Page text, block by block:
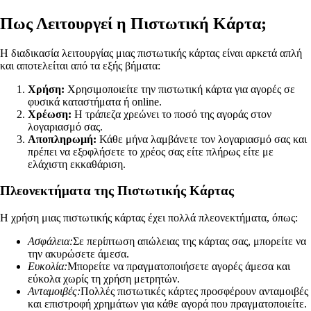
Πως Λειτουργεί η Πιστωτική Κάρτα;
Η διαδικασία λειτουργίας μιας πιστωτικής κάρτας είναι αρκετά απλή
και αποτελείται από τα εξής βήματα:
Χρήση: Χρησιμοποιείτε την πιστωτική κάρτα για αγορές σε
φυσικά καταστήματα ή online.
Χρέωση: Η τράπεζα χρεώνει το ποσό της αγοράς στον
λογαριασμό σας.
Αποπληρωμή: Κάθε μήνα λαμβάνετε τον λογαριασμό σας και
πρέπει να εξοφλήσετε το χρέος σας είτε πλήρως είτε με
ελάχιστη εκκαθάριση.
Πλεονεκτήματα της Πιστωτικής Κάρτας
Η χρήση μιας πιστωτικής κάρτας έχει πολλά πλεονεκτήματα, όπως:
Ασφάλεια:Σε περίπτωση απώλειας της κάρτας σας, μπορείτε να
την ακυρώσετε άμεσα.
Ευκολία:Μπορείτε να πραγματοποιήσετε αγορές άμεσα και
εύκολα χωρίς τη χρήση μετρητών.
Ανταμοιβές:Πολλές πιστωτικές κάρτες προσφέρουν ανταμοιβές
και επιστροφή χρημάτων για κάθε αγορά που πραγματοποιείτε.